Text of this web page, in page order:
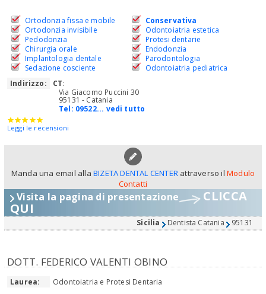
Ortodonzia fissa e mobile
Ortodonzia invisibile
Pedodonzia
Chirurgia orale
Implantologia dentale
Sedazione cosciente
Conservativa
Odontoiatria estetica
Protesi dentarie
Endodonzia
Parodontologia
Odontoiatria pediatrica
Indirizzo:
CT:
Via Giacomo Puccini 30
95131 - Catania
Tel: 09522... vedi tutto
Leggi le recensioni
Manda una email alla BIZETA DENTAL CENTER attraverso il Modulo
Contatti
Visita la pagina di presentazione CLICCA
QUI
Sicilia Dentista Catania 95131
DOTT. FEDERICO VALENTI OBINO
Laurea: Odontoiatria e Protesi Dentaria